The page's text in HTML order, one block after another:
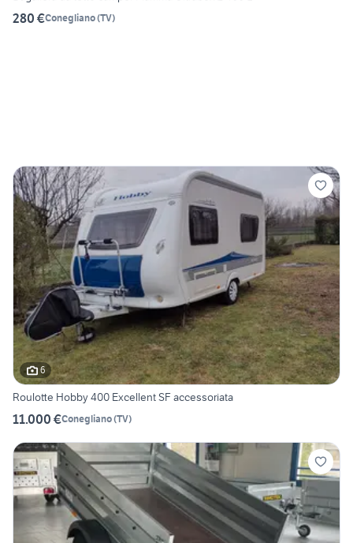
280 €Conegliano(TV)
6
Roulotte Hobby 400 Excellent SF accessoriata
11.000 €Conegliano(TV)